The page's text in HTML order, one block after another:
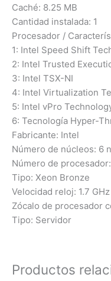
Caché: 8.25 MB
Cantidad instalada: 1
Procesador /
1: Intel Speed Shift
2: Intel Trusted
3: Intel TSX-NI
4: Intel Virtualization
5: Intel vPro
6: Tecnología Hyper-
Fabricante: Intel
Número de núcleos: 6
Número de
Tipo: Xeon Bronze
Velocidad reloj: 1.7 GHz
Zócalo de procesador
Tipo: Servidor
Productos